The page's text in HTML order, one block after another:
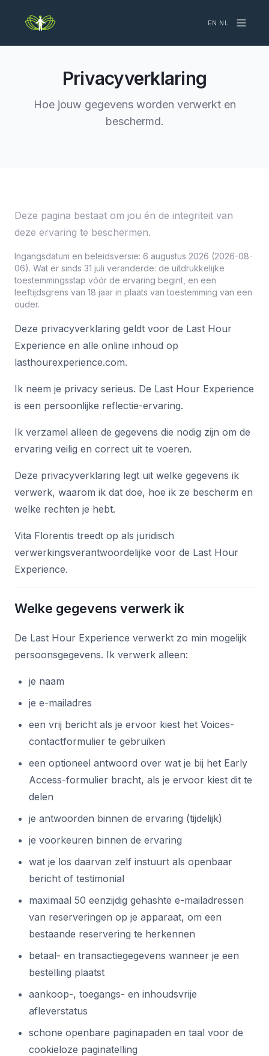
EN ·NL
Privacyverklaring
Hoe jouw gegevens worden verwerkt en
beschermd.
Deze pagina bestaat om jou én de integriteit van
deze ervaring te beschermen.
Ingangsdatum en beleidsversie: 6 augustus 2026 (2026-08-
06). Wat er sinds 31 juli veranderde: de uitdrukkelijke
toestemmingsstap vóór de ervaring begint, en een
leeftijdsgrens van 18 jaar in plaats van toestemming van een
ouder.
Deze privacyverklaring geldt voor de Last Hour
Experience en alle online inhoud op
lasthourexperience.com.
Ik neem je privacy serieus. De Last Hour Experience
is een persoonlijke reflectie-ervaring.
Ik verzamel alleen de gegevens die nodig zijn om de
ervaring veilig en correct uit te voeren.
Deze privacyverklaring legt uit welke gegevens ik
verwerk, waarom ik dat doe, hoe ik ze bescherm en
welke rechten je hebt.
Vita Florentis treedt op als juridisch
verwerkingsverantwoordelijke voor de Last Hour
Experience.
Welke gegevens verwerk ik
De Last Hour Experience verwerkt zo min mogelijk
persoonsgegevens. Ik verwerk alleen:
je naam
je e-mailadres
een vrij bericht als je ervoor kiest het Voices-
contactformulier te gebruiken
een optioneel antwoord over wat je bij het Early
Access-formulier bracht, als je ervoor kiest dit te
delen
je antwoorden binnen de ervaring (tijdelijk)
je voorkeuren binnen de ervaring
wat je los daarvan zelf instuurt als openbaar
bericht of testimonial
maximaal 50 eenzijdig gehashte e-mailadressen
van reserveringen op je apparaat, om een
bestaande reservering te herkennen
betaal- en transactiegegevens wanneer je een
bestelling plaatst
aankoop-, toegangs- en inhoudsvrije
afleverstatus
schone openbare paginapaden en taal voor de
cookieloze paginatelling